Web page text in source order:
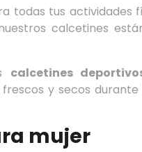
todas tus actividades
calcetines
calcetines
y secos
mujer